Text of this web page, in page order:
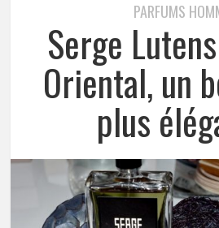
PARFUMS
Serge
Oriental, un
plus